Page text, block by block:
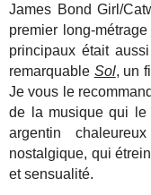
James Bond Girl/
premier long-
principaux était
remarquable Sol, un
Je vous le
de la musique qui
argentin
nostalgique, qui
et sensualité.